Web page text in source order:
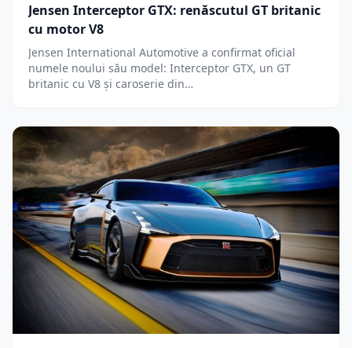
Jensen Interceptor GTX: renăscutul GT britanic
cu motor V8
Jensen International Automotive a confirmat oficial
numele noului său model: Interceptor GTX, un GT
britanic cu V8 și caroserie din…